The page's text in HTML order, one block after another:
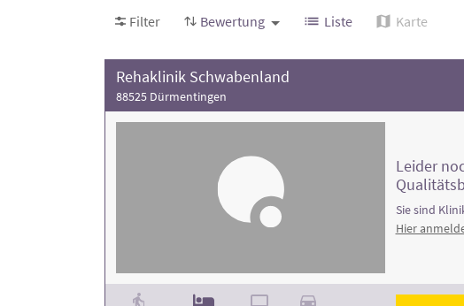
Filter Bewertung Liste Karte
Rehaklinik Schwabenland
88525 Dürmentingen
Leider
Sie sind
Hier